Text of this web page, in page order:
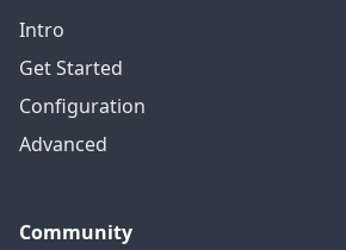
Intro
Get Started
Configuration
Advanced
Community